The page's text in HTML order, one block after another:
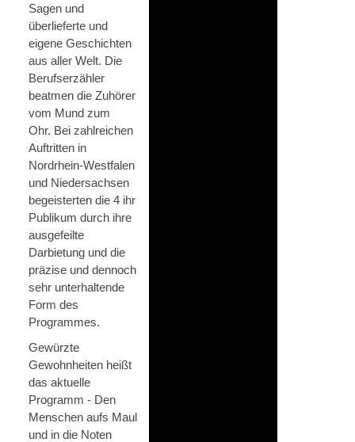
Sagen und
überlieferte und
eigene Geschichten
aus aller Welt. Die
Berufserzähler
beatmen die Zuhörer
vom Mund zum
Ohr. Bei zahlreichen
Auftritten in
Nordrhein-Westfalen
und Niedersachsen
begeisterten die 4 ihr
Publikum durch ihre
ausgefeilte
Darbietung und die
präzise und dennoch
sehr unterhaltende
Form des
Programmes.
Gewürzte
Gewohnheiten heißt
das aktuelle
Programm - Den
Menschen aufs Maul
und in die Noten